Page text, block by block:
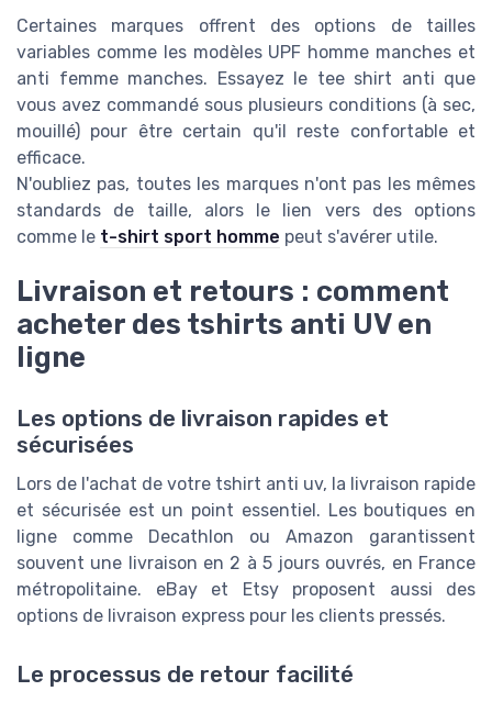
Certaines marques offrent des options de tailles
variables comme les modèles UPF homme manches et
anti femme manches. Essayez le tee shirt anti que
vous avez commandé sous plusieurs conditions (à sec,
mouillé) pour être certain qu'il reste confortable et
efficace.
N'oubliez pas, toutes les marques n'ont pas les mêmes
standards de taille, alors le lien vers des options
comme le t-shirt sport homme peut s'avérer utile.
Livraison et retours : comment
acheter des tshirts anti UV en
ligne
Les options de livraison rapides et
sécurisées
Lors de l'achat de votre tshirt anti uv, la livraison rapide
et sécurisée est un point essentiel. Les boutiques en
ligne comme Decathlon ou Amazon garantissent
souvent une livraison en 2 à 5 jours ouvrés, en France
métropolitaine. eBay et Etsy proposent aussi des
options de livraison express pour les clients pressés.
Le processus de retour facilité